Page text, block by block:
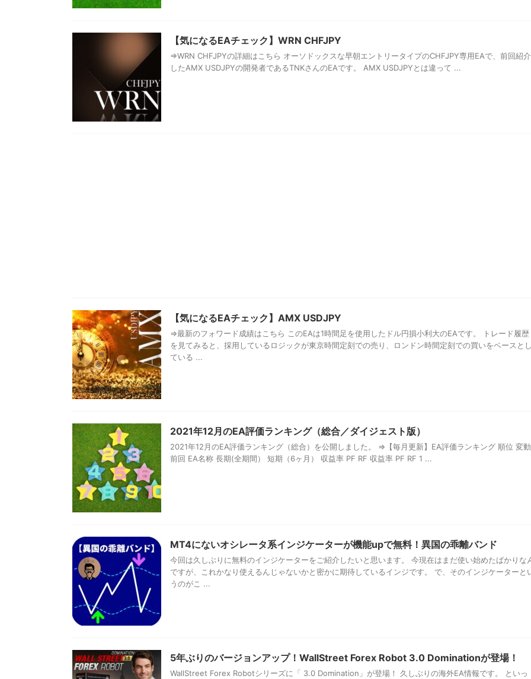
【気になるEAチェック】WRN CHFJPY
⇒WRN CHFJPYの詳細はこちら オーソドックスな早朝エントリータイプのCHFJPY専用EAで、前回紹介
したAMX USDJPYの開発者であるTNKさんのEAです。 AMX USDJPYとは違って ...
【気になるEAチェック】AMX USDJPY
⇒最新のフォワード成績はこちら このEAは1時間足を使用したドル円損小利大のEAです。 トレード履歴
を見てみると、採用しているロジックが東京時間定刻での売り、ロンドン時間定刻での買いをベースと
ている ...
2021年12月のEA評価ランキング（総合／ダイジェスト版）
2021年12月のEA評価ランキング（総合）を公開しました。 ⇒【毎月更新】EA評価ランキング 順位 変動
前回 EA名称 長期(全期間） 短期（6ヶ月） 収益率 PF RF 収益率 PF RF 1 ...
MT4にないオシレータ系インジケーターが機能upで無料！異国の乖離バンド
今回は久しぶりに無料のインジケーターをご紹介したいと思います。 今現在はまだ使い始めたばかりな
ですが、これかなり使えるんじゃないかと密かに期待しているインジです。 で、そのインジケーターと
うのがこ ...
5年ぶりのバージョンアップ！WallStreet Forex Robot 3.0 Dominationが登場！
WallStreet Forex Robotシリーズに「 3.0 Domination」が登場！ 久しぶりの海外EA情報です。 といっ